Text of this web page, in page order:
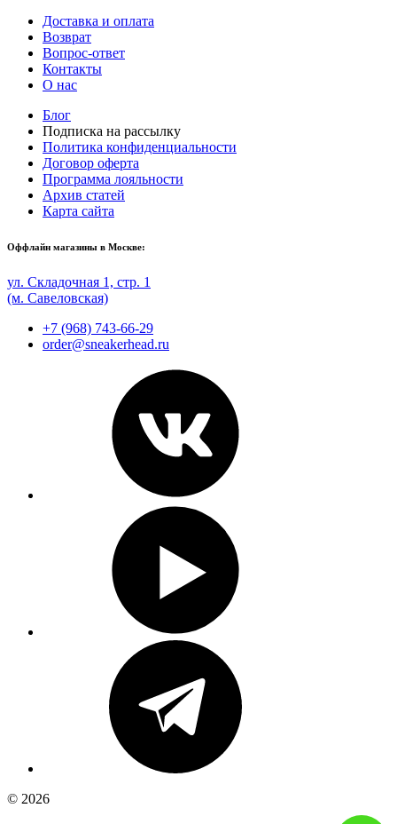
Доставка и оплата
Возврат
Вопрос-ответ
Контакты
О нас
Блог
Подписка на рассылку
Политика конфиденциальности
Договор оферта
Программа лояльности
Архив статей
Карта сайта
Оффлайн магазины в Москве:
ул. Складочная 1, стр. 1
(м. Савеловская)
+7 (968) 743-66-29
order@sneakerhead.ru
© 2026